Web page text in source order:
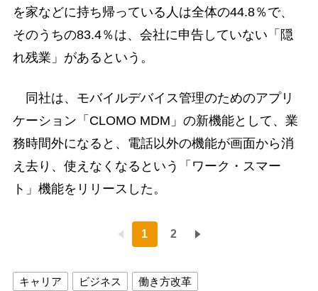
を家などに持ち帰っている人は全体の44.8％で、
そのうちの83.4％は、会社に申告していない「隠
れ残業」があるという。
同社は、モバイルデバイス管理のためのアプリ
ケーション「CLOMO MDM」の新機能として、業
務時間外になると、電話以外の機能が画面から消
え去り、使えなくなるという「ワーク・スマー
ト」機能をリリースした。
1 2
キャリア ビジネス 働き方改革